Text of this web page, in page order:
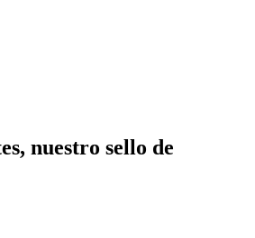
nuestro sello de